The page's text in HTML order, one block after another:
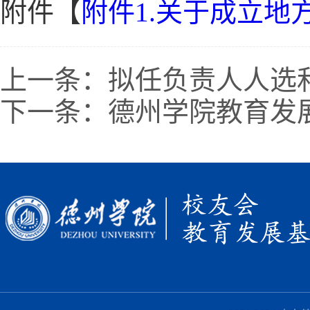
附件【附件1.关于成立地
上一条： 拟任负责人人选
下一条： 德州学院教育发